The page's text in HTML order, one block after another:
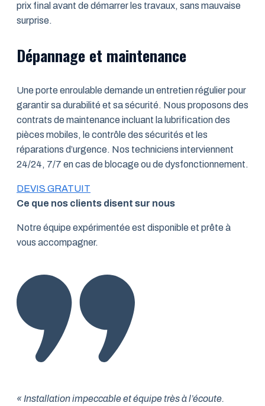
prix final avant de démarrer les travaux, sans mauvaise
surprise.
Dépannage et maintenance
Une porte enroulable demande un entretien régulier pour
garantir sa durabilité et sa sécurité. Nous proposons des
contrats de maintenance incluant la lubrification des
pièces mobiles, le contrôle des sécurités et les
réparations d’urgence. Nos techniciens interviennent
24/24, 7/7 en cas de blocage ou de dysfonctionnement.
DEVIS GRATUIT
Ce que nos clients disent sur nous
Notre équipe expérimentée est disponible et prête à
vous accompagner.
« Installation impeccable et équipe très à l’écoute.